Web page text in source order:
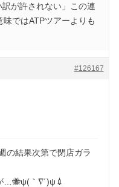
が許されない」この連
ではATPツアーよりも
#126167
の結果次第で閉店ガラ
…🐝ψ(｀∇´)ψ💉